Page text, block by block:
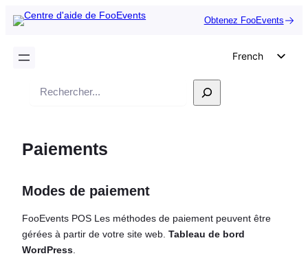
Obtenez FooEvents
French
Polish
Czech
Recherche
Paiements
Modes de paiement
FooEvents POS Les méthodes de paiement peuvent être
gérées à partir de votre site web. Tableau de bord
WordPress